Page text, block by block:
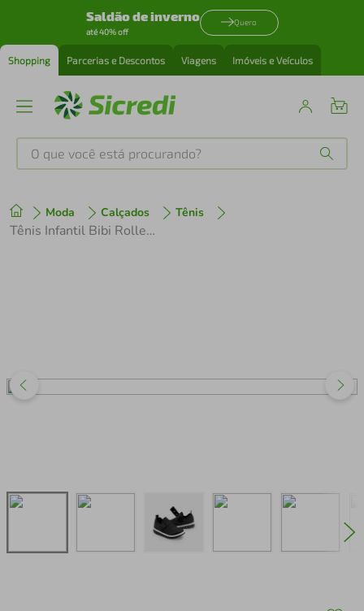
Saldão de inverno
até 40% off
Quero
Shopping Parcerias e Descontos Viagens Imóveis e Veículos
O que você está procurando?
Moda Calçados Tênis
Tênis Infantil Bibi Roller 2.0 Preto
1º tenis